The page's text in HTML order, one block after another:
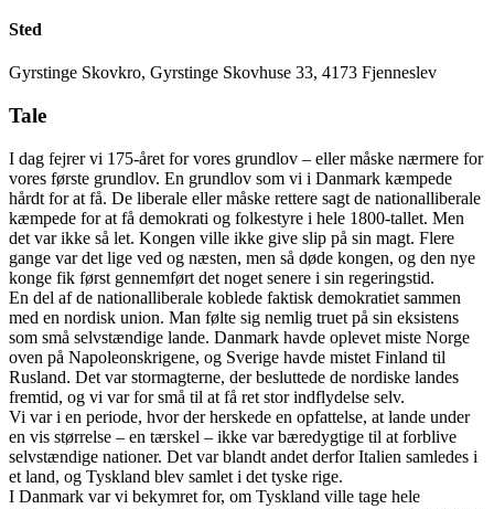
Sted
Gyrstinge Skovkro, Gyrstinge Skovhuse 33, 4173 Fjenneslev
Tale
I dag fejrer vi 175-året for vores grundlov – eller måske nærmere for
vores første grundlov. En grundlov som vi i Danmark kæmpede
hårdt for at få. De liberale eller måske rettere sagt de nationalliberale
kæmpede for at få demokrati og folkestyre i hele 1800-tallet. Men
det var ikke så let. Kongen ville ikke give slip på sin magt. Flere
gange var det lige ved og næsten, men så døde kongen, og den nye
konge fik først gennemført det noget senere i sin regeringstid.
En del af de nationalliberale koblede faktisk demokratiet sammen
med en nordisk union. Man følte sig nemlig truet på sin eksistens
som små selvstændige lande. Danmark havde oplevet miste Norge
oven på Napoleonskrigene, og Sverige havde mistet Finland til
Rusland. Det var stormagterne, der besluttede de nordiske landes
fremtid, og vi var for små til at få ret stor indflydelse selv.
Vi var i en periode, hvor der herskede en opfattelse, at lande under
en vis størrelse – en tærskel – ikke var bæredygtige til at forblive
selvstændige nationer. Det var blandt andet derfor Italien samledes i
et land, og Tyskland blev samlet i det tyske rige.
I Danmark var vi bekymret for, om Tyskland ville tage hele